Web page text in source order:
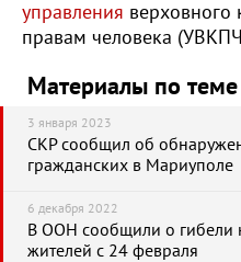
управления
правам человека
Материалы по теме
3 января 2023
СКР сообщил об
гражданских в Мариуполе
6 декабря 2022
В ООН сообщили о гибели
жителей с 24 февраля